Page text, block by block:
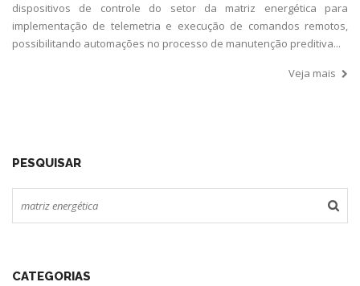
dispositivos de controle do setor da matriz energética para
implementação de telemetria e execução de comandos remotos,
possibilitando automações no processo de manutenção preditiva...
Veja mais
PESQUISAR
CATEGORIAS